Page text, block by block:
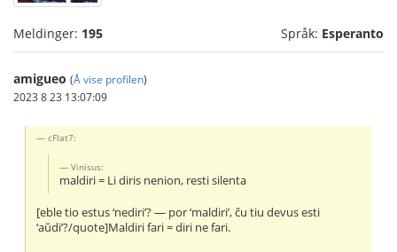
Meldinger: 195 Språk: Esperanto
amigueo (Å vise profilen)
2023 8 23 13:07:09
cFlat7:
Vinisus:
maldiri = Li diris nenion, resti silenta
[eble tio estus ‘nediri’? — por ‘maldiri’, ĉu tiu devus esti
‘aŭdi’?/quote]Maldiri fari = diri ne fari.